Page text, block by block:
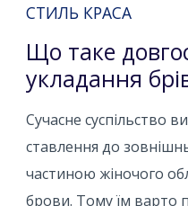
СТИЛЬ КРАСА
Що таке
укладання
Сучасне суспільство
ставлення до
частиною жіночого
брови. Тому їм варто